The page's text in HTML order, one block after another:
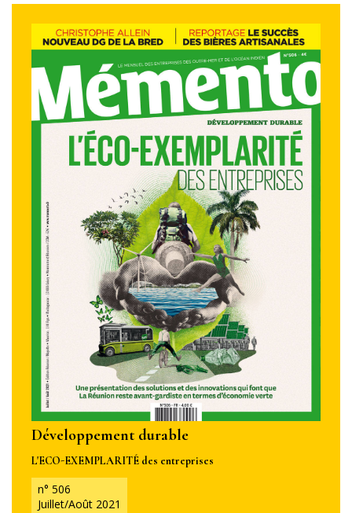
Développement durable
L'ECO-EXEMPLARITÉ des entreprises
n° 506
Juillet/Août 2021